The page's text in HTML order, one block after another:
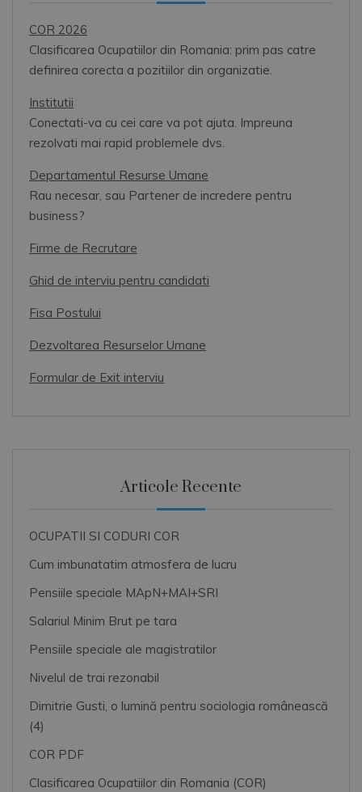
COR 2026
Clasificarea Ocupatiilor din Romania: prim pas catre
definirea corecta a pozitiilor din organizatie.
Institutii
Conectati-va cu cei care va pot ajuta. Impreuna
rezolvati mai rapid problemele dvs.
Departamentul Resurse Umane
Rau necesar, sau Partener de incredere pentru
business?
Firme de Recrutare
Ghid de interviu pentru candidati
Fisa Postului
Dezvoltarea Resurselor Umane
Formular de Exit interviu
Articole Recente
OCUPATII SI CODURI COR
Cum imbunatatim atmosfera de lucru
Pensiile speciale MApN+MAI+SRI
Salariul Minim Brut pe tara
Pensiile speciale ale magistratilor
Nivelul de trai rezonabil
Dimitrie Gusti, o lumină pentru sociologia românească
(4)
COR PDF
Clasificarea Ocupatiilor din Romania (COR)